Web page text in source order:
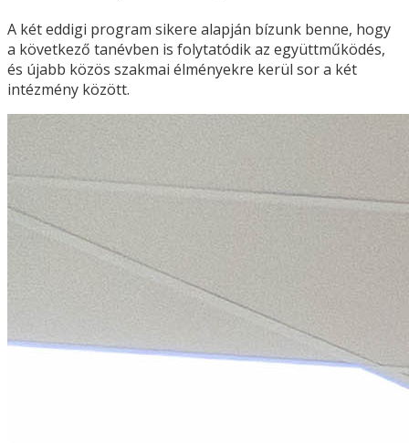
A két eddigi program sikere alapján bízunk benne, hogy
a következő tanévben is folytatódik az együttműködés,
és újabb közös szakmai élményekre kerül sor a két
intézmény között.